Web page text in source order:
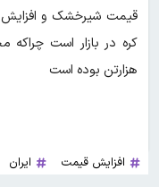
قیمت شیرخشک و
هزارتن بوده است
افزایش قیمت ایران